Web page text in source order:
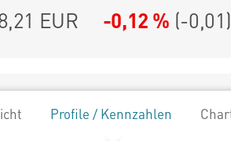
EUR -0,12 % (-0,01)
Profile / Kennzahlen